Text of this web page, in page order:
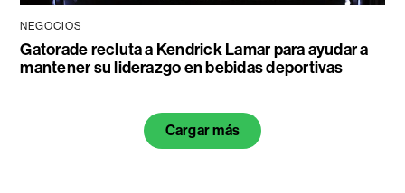
NEGOCIOS
Gatorade recluta a Kendrick Lamar para ayudar a
mantener su liderazgo en bebidas deportivas
Cargar más